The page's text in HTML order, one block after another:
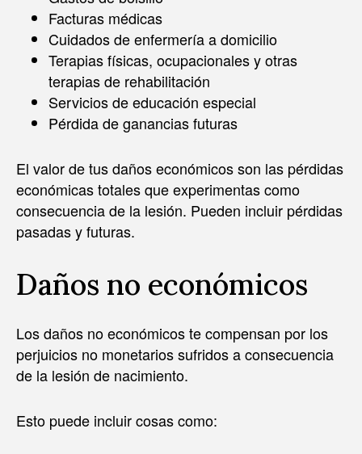
Facturas médicas
Cuidados de enfermería a domicilio
Terapias físicas, ocupacionales y otras
terapias de rehabilitación
Servicios de educación especial
Pérdida de ganancias futuras
El valor de tus daños económicos son las pérdidas
económicas totales que experimentas como
consecuencia de la lesión. Pueden incluir pérdidas
pasadas y futuras.
Daños no económicos
Los daños no económicos te compensan por los
perjuicios no monetarios sufridos a consecuencia
de la lesión de nacimiento.
Esto puede incluir cosas como: